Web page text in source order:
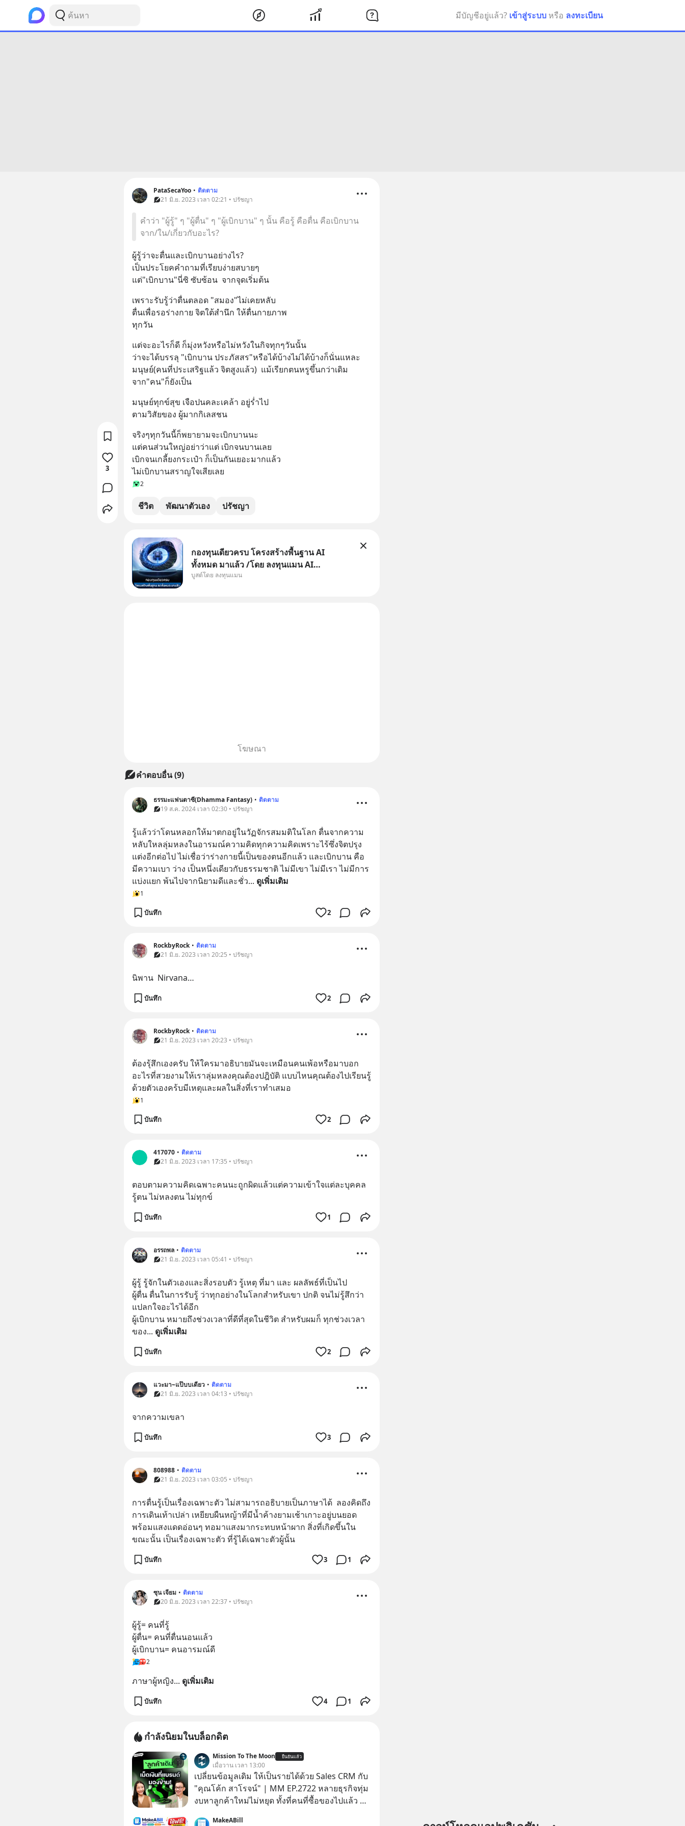
มีบัญชีอยู่แล้ว? เข้าสู่ระบบ หรือ ลงทะเบียน
PataSecaYoo • ติดตาม
21 มิ.ย. 2023 เวลา 02:21 • ปรัชญา
คำว่า "ผู้รู้" ๆ "ผู้ตื่น" ๆ "ผู้เบิกบาน" ๆ นั้น คือรู้ คือตื่น คือเบิกบาน
จาก/ใน/เกี่ยวกับอะไร?
ผู้รู้ว่าจะตื่นและเบิกบานอย่างไร?
เป็นประโยคคำถามที่เรียบง่ายสบายๆ
แต่"เบิกบาน"นี่ซิ ซับซ้อน  จากจุดเริ่มต้น
เพราะรับรู้ว่าตื่นตลอด "สมอง"ไม่เคยหลับ
ตื่นเพื่อรอร่างกาย จิตใต้สำนึก ให้ตื่นกายภาพ
ทุกวัน
แต่จะอะไรก็ดี ก็มุ่งหวังหรือไม่หวังในกิจทุกๆวันนั้น
ว่าจะได้บรรลุ "เบิกบาน ประภัสสร"หรือได้บ้างไม่ได้บ้างก็นั่นแหละ
มนุษย์(คนที่ประเสริฐแล้ว จิตสูงแล้ว)  แม้เรียกตนหรูขึ้นกว่าเดิม
จาก"คน"ก็ยังเป็น
มนุษย์ทุกข์สุข เจือปนคละเคล้า อยู่ร่ำไป
ตามวิสัยของ ผู้มากกิเลสชน
จริงๆทุกวันนี้ก็พยายามจะเบิกบานนะ
แต่คนส่วนใหญ่อย่าว่าแต่ เบิกจนบานเลย
เบิกจนเกลี้ยงกระเป๋า ก็เป็นกันเยอะมากแล้ว
ไม่เบิกบานสราญใจเสียเลย
2
ชีวิต พัฒนาตัวเอง ปรัชญา
3
กองทุนเดียวครบ โครงสร้างพื้นฐาน AI
ทั้งหมด มาแล้ว /โดย ลงทุนแมน AI
Supercycle คือช่วงเวลาที่เทคโนโลยีปัญญา
บูสต์โดย ลงทุนแมน
โฆษณา
คำตอบอื่น(9)
ธรรมะแฟนตาซี(Dhamma Fantasy) • ติดตาม
19 ส.ค. 2024 เวลา 02:30 • ปรัชญา
รู้แล้วว่าโดนหลอกให้มาตกอยู่ในวัฏจักรสมมติในโลก ตื่นจากความ
หลับใหลลุ่มหลงในอารมณ์ความคิดทุกความคิดเพราะไร้ซึ่งจิตปรุง
แต่งอีกต่อไป ไม่เชื่อว่าร่างกายนี้เป็นของตนอีกแล้ว และเบิกบาน คือ
มีความเบา ว่าง เป็นหนึ่งเดียวกับธรรมชาติ ไม่มีเขา ไม่มีเรา ไม่มีการ
แบ่งแยก พ้นไปจากนิยามดีและชั่ว... ดูเพิ่มเติม
1
บันทึก 2
RockbyRock • ติดตาม
21 มิ.ย. 2023 เวลา 20:25 • ปรัชญา
นิพาน  Nirvana…
บันทึก 2
RockbyRock • ติดตาม
21 มิ.ย. 2023 เวลา 20:23 • ปรัชญา
ต้องรุ้สึกเองครับ ให้ใครมาอธิบายมันจะเหมือนคนเพ้อหรือมาบอก
อะไรที่สวยงามให้เราลุ่มหลงคุณต้องปฎิบัติ แบบไหนคุณต้องไปเรียนรู้
ด้วยตัวเองคร้บมีเหตุและผลในสิ่งที่เราทำเสมอ
1
บันทึก 2
417070 • ติดตาม
21 มิ.ย. 2023 เวลา 17:35 • ปรัชญา
ตอบตามความคิดเฉพาะคนนะถูกผิดแล้วแต่ความเข้าใจแต่ละบุคคล
รู้ตน ไม่หลงตน ไม่ทุกข์
บันทึก 1
อรรถพล • ติดตาม
21 มิ.ย. 2023 เวลา 05:41 • ปรัชญา
ผู้รู้ รู้จักในตัวเองและสิ่งรอบตัว รู้เหตุ ที่มา และ ผลลัพธ์ที่เป็นไป
ผู้ตื่น ตื่นในการรับรู้ ว่าทุกอย่างในโลกสำหรับเขา ปกติ จนไม่รู้สึกว่า
แปลกใจอะไรได้อีก
ผู้เบิกบาน หมายถึงช่วงเวลาที่ดีที่สุดในชีวิต สำหรับผมก็ ทุกช่วงเวลา
ของ... ดูเพิ่มเติม
บันทึก 2
แวะมา~แป๊บบเดียว • ติดตาม
21 มิ.ย. 2023 เวลา 04:13 • ปรัชญา
จากความเขลา
บันทึก 3
808988 • ติดตาม
21 มิ.ย. 2023 เวลา 03:05 • ปรัชญา
การตื่นรู้เป็นเรื่องเฉพาะตัว ไม่สามารถอธิบายเป็นภาษาได้  ลองคิดถึง
การเดินเท้าเปล่า เหยียบผืนหญ้าที่มีน้ำค้างยามเช้าเกาะอยู่บนยอด
พร้อมแสงแดดอ่อนๆ ทอมาแสงมากระทบหน้าผาก สิ่งที่เกิดขึ้นใน
ขณะนั้น เป็นเรื่องเฉพาะตัว ที่รู้ได้เฉพาะตัวผู้นั้น
บันทึก 3 1
ซุน เจียม • ติดตาม
20 มิ.ย. 2023 เวลา 22:37 • ปรัชญา
ผู้รู้= คนที่รู้
ผู้ตื่น= คนที่ตื่นนอนแล้ว
ผู้เบิกบาน= คนอารมณ์ดี
2
ภาษาผู้หญิง... ดูเพิ่มเติม
บันทึก 4 1
กำลังนิยมในบล็อกดิต
Mission To The Moon ยืนยันแล้ว
เมื่อวาน เวลา 13:00
เปลี่ยนข้อมูลเดิม ให้เป็นรายได้ด้วย Sales CRM กับ
"คุณโค้ก สาโรจน์" | MM EP.2722 หลายธุรกิจทุ่ม
งบหาลูกค้าใหม่ไม่หยุด ทั้งที่คนที่ซื้อของไปแล้ว คือ
MakeABill